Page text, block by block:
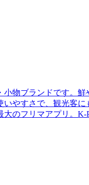
物ブランドです。
やすさで、観光客
のフリマアプリ。